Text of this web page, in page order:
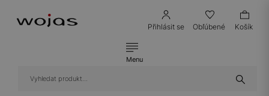
Přihlásit se Obľúbené Košík
Menu